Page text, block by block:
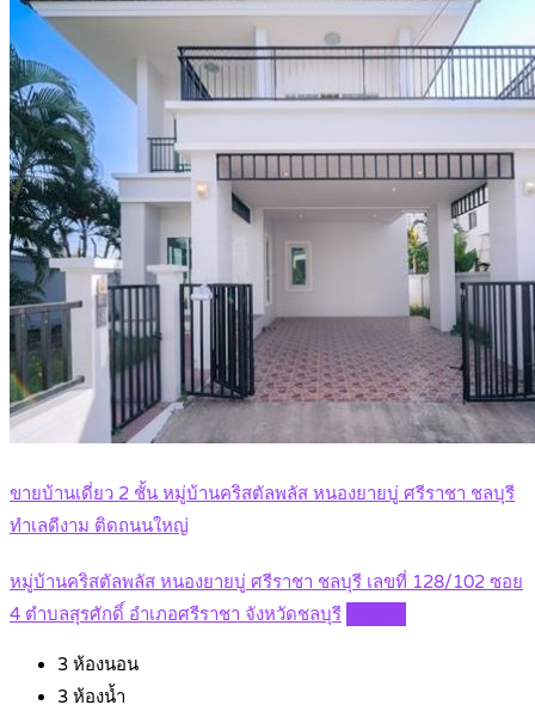
ขายบ้านเดี่ยว 2 ชั้น หมู่บ้านคริสตัลพลัส หนองยายบู่ ศรีราชา ชลบุรี
ทำเลดีงาม ติดถนนใหญ่
หมู่บ้านคริสตัลพลัส หนองยายบู่ ศรีราชา ชลบุรี เลขที่ 128/102 ซอย
4 ตำบลสุรศักดิ์ อำเภอศรีราชา จังหวัดชลบุรี
3 ห้องนอน
3 ห้องน้ำ